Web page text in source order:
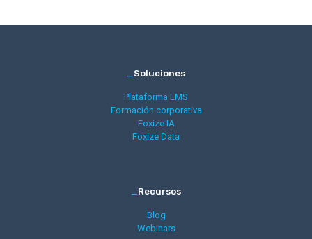
Soluciones
Plataforma LMS
Formación corporativa
Foxize IA
Foxize Data
Recursos
Blog
Webinars